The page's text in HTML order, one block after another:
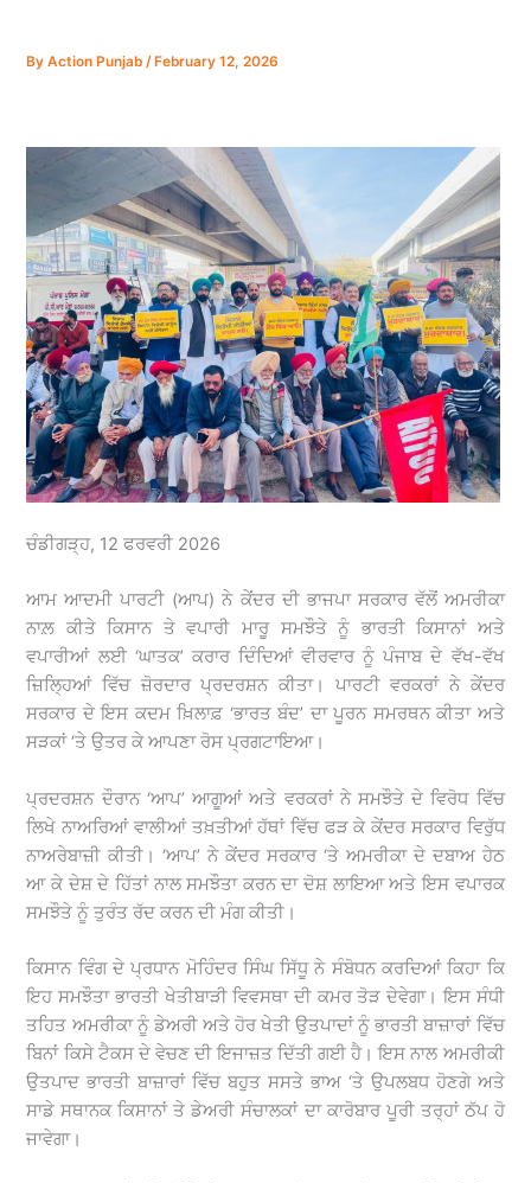
ByAction Punjab/ February 12, 2026
ਚੰਡੀਗੜ੍ਹ, 12 ਫਰਵਰੀ 2026
ਆਮ ਆਦਮੀ ਪਾਰਟੀ (ਆਪ) ਨੇ ਕੇਂਦਰ ਦੀ ਭਾਜਪਾ ਸਰਕਾਰ ਵੱਲੋਂ ਅਮਰੀਕਾ
ਨਾਲ਼ ਕੀਤੇ ਕਿਸਾਨ ਤੇ ਵਪਾਰੀ ਮਾਰੂ ਸਮਝੌਤੇ ਨੂੰ ਭਾਰਤੀ ਕਿਸਾਨਾਂ ਅਤੇ
ਵਪਾਰੀਆਂ ਲਈ ‘ਘਾਤਕ’ ਕਰਾਰ ਦਿੰਦਿਆਂ ਵੀਰਵਾਰ ਨੂੰ ਪੰਜਾਬ ਦੇ ਵੱਖ-ਵੱਖ
ਜ਼ਿਲ੍ਹਿਆਂ ਵਿੱਚ ਜ਼ੋਰਦਾਰ ਪ੍ਰਦਰਸ਼ਨ ਕੀਤਾ। ਪਾਰਟੀ ਵਰਕਰਾਂ ਨੇ ਕੇਂਦਰ
ਸਰਕਾਰ ਦੇ ਇਸ ਕਦਮ ਖ਼ਿਲਾਫ਼ ‘ਭਾਰਤ ਬੰਦ’ ਦਾ ਪੂਰਨ ਸਮਰਥਨ ਕੀਤਾ ਅਤੇ
ਸੜਕਾਂ ‘ਤੇ ਉਤਰ ਕੇ ਆਪਣਾ ਰੋਸ ਪ੍ਰਗਟਾਇਆ।
ਪ੍ਰਦਰਸ਼ਨ ਦੌਰਾਨ ‘ਆਪ’ ਆਗੂਆਂ ਅਤੇ ਵਰਕਰਾਂ ਨੇ ਸਮਝੌਤੇ ਦੇ ਵਿਰੋਧ ਵਿੱਚ
ਲਿਖੇ ਨਾਅਰਿਆਂ ਵਾਲੀਆਂ ਤਖ਼ਤੀਆਂ ਹੱਥਾਂ ਵਿੱਚ ਫੜ ਕੇ ਕੇਂਦਰ ਸਰਕਾਰ ਵਿਰੁੱਧ
ਨਾਅਰੇਬਾਜ਼ੀ ਕੀਤੀ। ‘ਆਪ’ ਨੇ ਕੇਂਦਰ ਸਰਕਾਰ ‘ਤੇ ਅਮਰੀਕਾ ਦੇ ਦਬਾਅ ਹੇਠ
ਆ ਕੇ ਦੇਸ਼ ਦੇ ਹਿੱਤਾਂ ਨਾਲ ਸਮਝੌਤਾ ਕਰਨ ਦਾ ਦੋਸ਼ ਲਾਇਆ ਅਤੇ ਇਸ ਵਪਾਰਕ
ਸਮਝੌਤੇ ਨੂੰ ਤੁਰੰਤ ਰੱਦ ਕਰਨ ਦੀ ਮੰਗ ਕੀਤੀ।
ਕਿਸਾਨ ਵਿੰਗ ਦੇ ਪ੍ਰਧਾਨ ਮੋਹਿੰਦਰ ਸਿੰਘ ਸਿੱਧੂ ਨੇ ਸੰਬੋਧਨ ਕਰਦਿਆਂ ਕਿਹਾ ਕਿ
ਇਹ ਸਮਝੌਤਾ ਭਾਰਤੀ ਖੇਤੀਬਾੜੀ ਵਿਵਸਥਾ ਦੀ ਕਮਰ ਤੋੜ ਦੇਵੇਗਾ। ਇਸ ਸੰਧੀ
ਤਹਿਤ ਅਮਰੀਕਾ ਨੂੰ ਡੇਅਰੀ ਅਤੇ ਹੋਰ ਖੇਤੀ ਉਤਪਾਦਾਂ ਨੂੰ ਭਾਰਤੀ ਬਾਜ਼ਾਰਾਂ ਵਿੱਚ
ਬਿਨਾਂ ਕਿਸੇ ਟੈਕਸ ਦੇ ਵੇਚਣ ਦੀ ਇਜਾਜ਼ਤ ਦਿੱਤੀ ਗਈ ਹੈ। ਇਸ ਨਾਲ ਅਮਰੀਕੀ
ਉਤਪਾਦ ਭਾਰਤੀ ਬਾਜ਼ਾਰਾਂ ਵਿੱਚ ਬਹੁਤ ਸਸਤੇ ਭਾਅ ‘ਤੇ ਉਪਲਬਧ ਹੋਣਗੇ ਅਤੇ
ਸਾਡੇ ਸਥਾਨਕ ਕਿਸਾਨਾਂ ਤੇ ਡੇਅਰੀ ਸੰਚਾਲਕਾਂ ਦਾ ਕਾਰੋਬਾਰ ਪੂਰੀ ਤਰ੍ਹਾਂ ਠੱਪ ਹੋ
ਜਾਵੇਗਾ।